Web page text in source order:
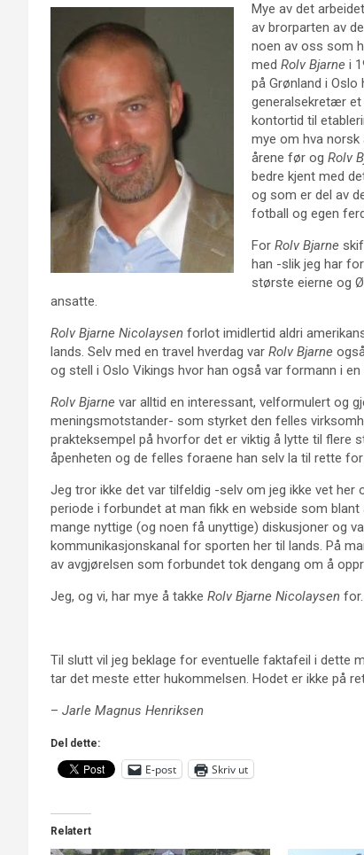
Mye av det
av brorparten av
noen av oss som
med Rolv Bjarne i
på Grønland i
generalsekretær et
kontortid til
mye om hva
årene før og Rolv
bedre kjent med
og som er del av
fotball og egen
For Rolv Bjarne
han -slik jeg har
største eierne og
ansatte.
Rolv Bjarne Nicolaysen forlot imidlertid aldri
lands. Selv med en travel hverdag var Rolv Bjarne
og stell i Oslo Vikings hvor han også var formann i en
Rolv Bjarne var alltid en interessant, velformulert og
meningsmotstander- som styrket den felles
prakteksempel på hvorfor det er viktig å lytte til flere
åpenheten og de felles foraene han selv la til rette
Jeg tror ikke det var tilfeldig -selv om jeg ikke vet
periode i forbundet at man fikk en webside som
mange nyttige (og noen få unyttige) diskusjoner og
kommunikasjonskanal for sporten her til lands. På
av avgjørelsen som forbundet tok dengang om å
Jeg, og vi, har mye å takke Rolv Bjarne Nicolaysen for.
Til slutt vil jeg beklage for eventuelle faktafeil i dette
tar det meste etter hukommelsen. Hodet er ikke på
– Jarle Magnus Henriksen
Del dette:
E-post Skriv ut
Relatert